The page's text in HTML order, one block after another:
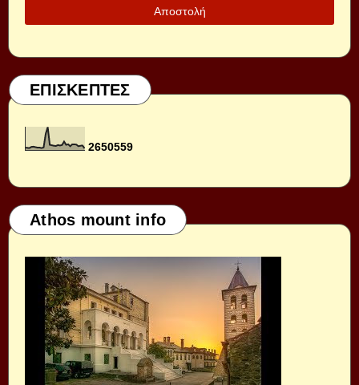
ΕΠΙΣΚΕΠΤΕΣ
2650559
Athos mount info